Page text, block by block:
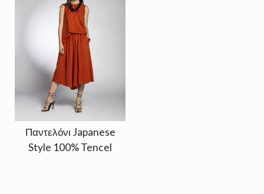
Παντελόνι Japanese
Style 100% Tencel